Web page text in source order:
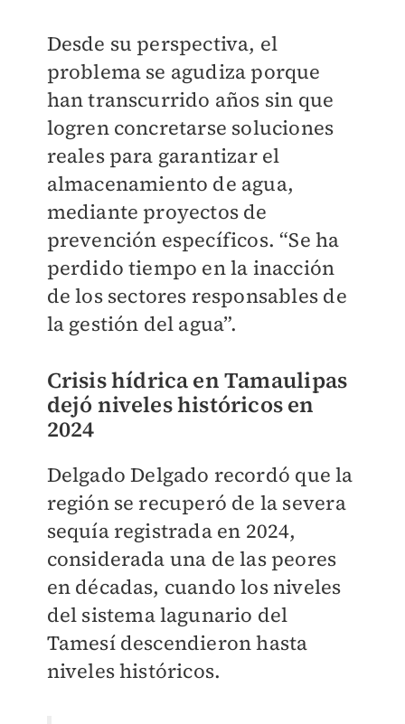
Desde su perspectiva, el
problema se agudiza porque
han transcurrido años sin que
logren concretarse soluciones
reales para garantizar el
almacenamiento de agua,
mediante proyectos de
prevención específicos. “Se ha
perdido tiempo en la inacción
de los sectores responsables de
la gestión del agua”.
Crisis hídrica en Tamaulipas
dejó niveles históricos en
2024
Delgado Delgado recordó que la
región se recuperó de la severa
sequía registrada en 2024,
considerada una de las peores
en décadas, cuando los niveles
del sistema lagunario del
Tamesí descendieron hasta
niveles históricos.